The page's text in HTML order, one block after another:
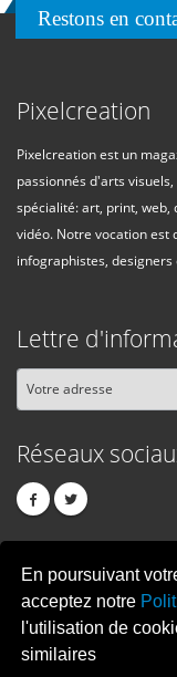
En poursuivant
acceptez notre
l'utilisation de
similaires
Restons en
Pixelcreation
Pixelcreation est un
passionnés d'arts
spécialité: art, print,
vidéo. Notre vocation est
infographistes,
Lettre
Réseaux
PIXELCREATION